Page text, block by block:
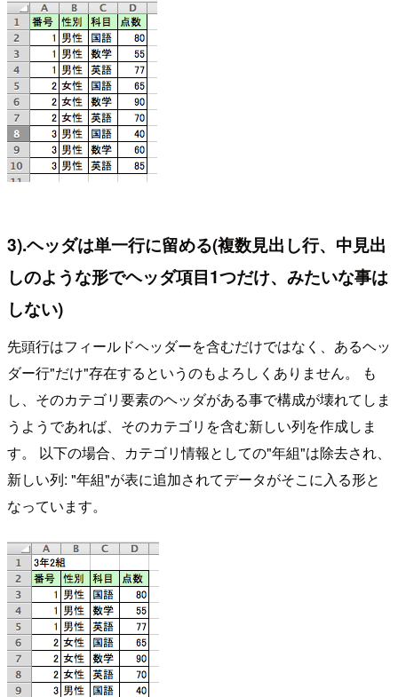
3).ヘッダは単一行に留める(複数見出し行、中見出
しのような形でヘッダ項目1つだけ、みたいな事は
しない)
先頭行はフィールドヘッダーを含むだけではなく、あるヘッ
ダー行"だけ"存在するというのもよろしくありません。 も
し、そのカテゴリ要素のヘッダがある事で構成が壊れてしま
うようであれば、そのカテゴリを含む新しい列を作成しま
す。 以下の場合、カテゴリ情報としての"年組"は除去され、
新しい列: "年組"が表に追加されてデータがそこに入る形と
なっています。